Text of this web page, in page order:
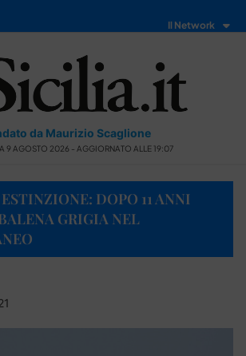
Il Network
da Maurizio Scaglione
9 AGOSTO 2026 - AGGIORNATO ALLE 19:07
DOPO 11 ANNI
GRIGIA NEL